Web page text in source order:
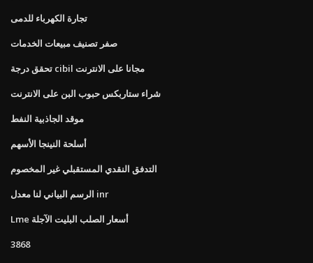
تجارة الكهرباء للدمى
صفر تصنيف مبيعات الخدمات
تحقق درجة cibil مجانا على الانترنت
شراء ستاربكس حبوب البن على الانترنت
موقد الجاذبية النفط
أسلحة النينجا الأسهم
التدفق النقدي المستقبلي غير المخصوم
الرسم البياني لنا معدل inr
Lme أسعار الصلب البليت الآجلة
3868